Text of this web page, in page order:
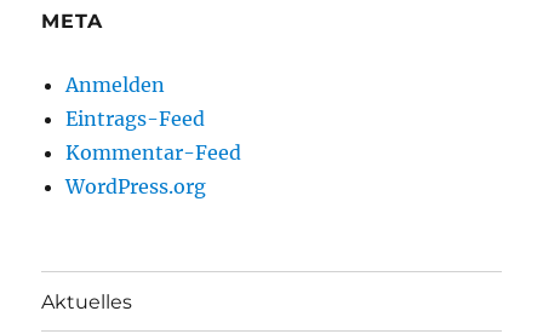
META
Anmelden
Eintrags-Feed
Kommentar-Feed
WordPress.org
Aktuelles